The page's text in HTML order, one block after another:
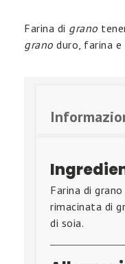
Farina di grano
grano duro, farina e
Farina di
rimacinata di
di soia.